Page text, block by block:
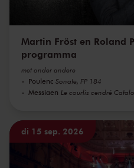
Martin Fröst en Roland
programma
met onder andere
Poulenc Sonate, FP 184
Messiaen Le courlis cendré
di 15 sep. 2026